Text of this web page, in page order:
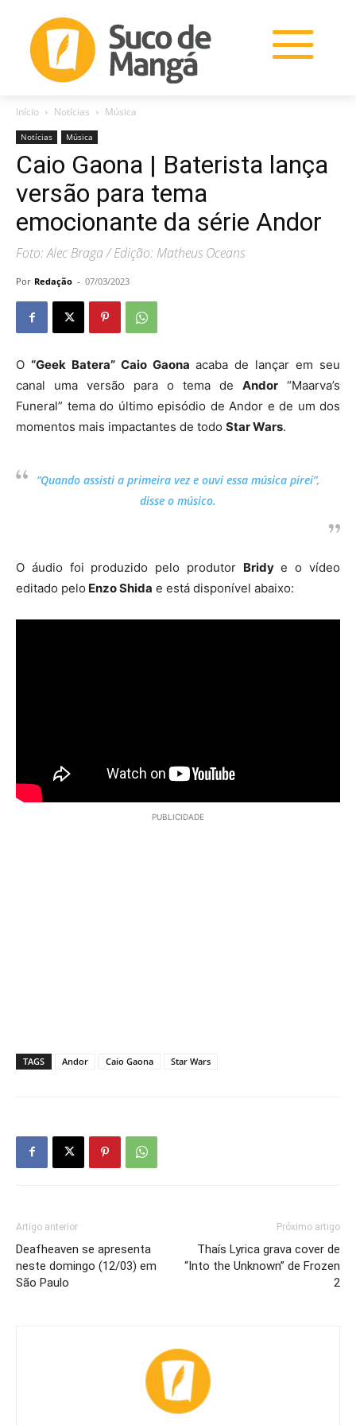
Início Notícias Música
Notícias Música
Caio Gaona | Baterista lança
versão para tema
emocionante da série Andor
Foto: Alec Braga / Edição: Matheus Oceans
Por Redação - 07/03/2023
O “Geek Batera” Caio Gaona acaba de lançar em seu
canal uma versão para o tema de Andor “Maarva’s
Funeral” tema do último episódio de Andor e de um dos
momentos mais impactantes de todo Star Wars.
“Quando assisti a primeira vez e ouvi essa música pirei”,
disse o músico.
O áudio foi produzido pelo produtor Bridye o vídeo
editado pelo Enzo Shida e está disponível abaixo:
PUBLICIDADE
TAGS Andor Caio Gaona Star Wars
Artigo anterior
Deafheaven se apresenta
neste domingo (12/03) em
São Paulo
Próximo artigo
Thaís Lyrica grava cover de
“Into the Unknown” de Frozen
2